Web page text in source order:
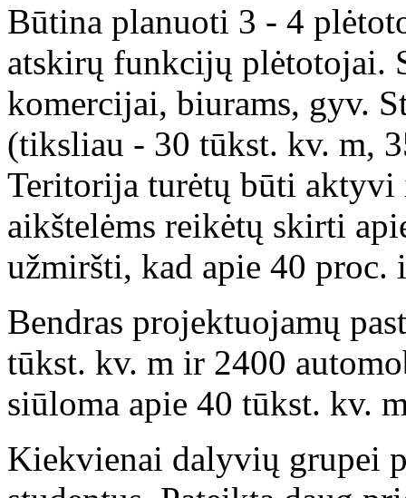
Būtina planuoti 3 - 4
atskirų funkcijų plėtotojai.
komercijai, biurams, gyv.
(tiksliau - 30 tūkst. kv. m,
Teritorija turėtų būti
aikštelėms reikėtų skirti
užmiršti, kad apie 40 proc.
Bendras projektuojamų
tūkst. kv. m ir 2400
siūloma apie 40 tūkst. kv.
Kiekvienai dalyvių grupei